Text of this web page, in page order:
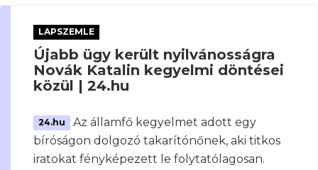
LAPSZEMLE
Újabb ügy került nyilvánosságra
Novák Katalin kegyelmi döntései
közül | 24.hu
24.hu
Az államfő kegyelmet adott egy
bíróságon dolgozó takarítónőnek, aki titkos
iratokat fényképezett le folytatólagosan.